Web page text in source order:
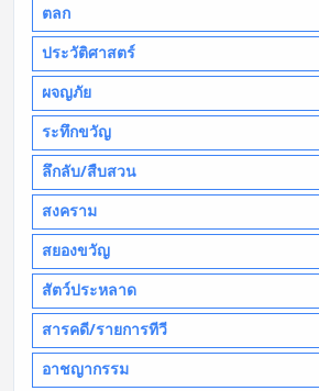
ตลก
ประวัติศาสตร์
ผจญภัย
ระทึกขวัญ
ลึกลับ/สืบสวน
สงคราม
สยองขวัญ
สัตว์ประหลาด
สารคดี/รายการทีวี
อาชญากรรม